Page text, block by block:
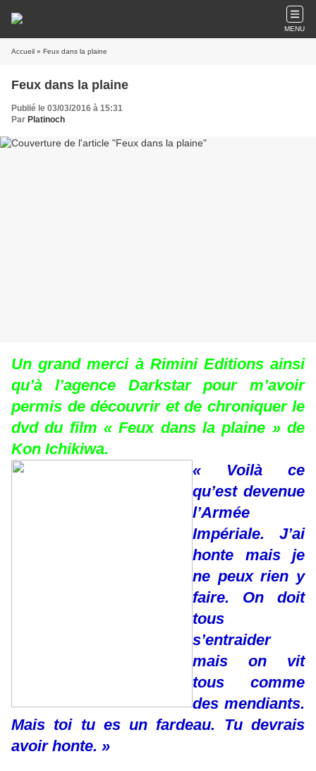
MENU
Accueil » Feux dans la plaine
Feux dans la plaine
Publié le 03/03/2016 à 15:31
Par Platinoch
Un grand merci à Rimini Editions ainsi
qu’à l’agence Darkstar pour m’avoir
permis de découvrir et de chroniquer le
dvd du film « Feux dans la plaine » de
Kon Ichikiwa.
« Voilà ce
qu’est devenue
l’Armée
Impériale. J’ai
honte mais je
ne peux rien y
faire. On doit
tous
s’entraider
mais on vit
tous comme
des mendiants.
Mais toi tu es un fardeau. Tu devrais
avoir honte. »